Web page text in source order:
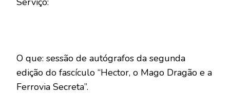
O que: sessão de autógrafos da segunda
edição do fascículo “Hector, o Mago Dragão e a
Ferrovia Secreta”.